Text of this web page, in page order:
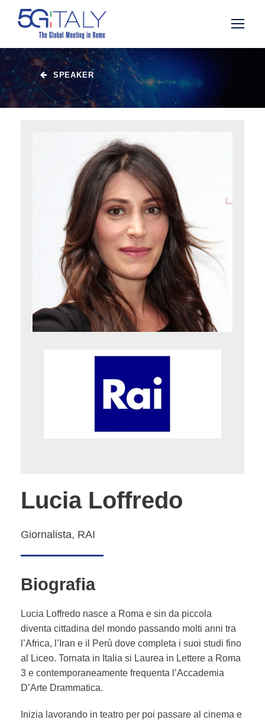
SPEAKER
Lucia Loffredo
Giornalista, RAI
Biografia
Lucia Loffredo nasce a Roma e sin da piccola
diventa cittadina del mondo passando molti anni tra
l’Africa, l’Iran e il Perù dove completa i suoi studi fino
al Liceo. Tornata in Italia si Laurea in Lettere a Roma
3 e contemporaneamente frequenta l’Accademia
D’Arte Drammatica.
Inizia lavorando in teatro per poi passare al cinema e